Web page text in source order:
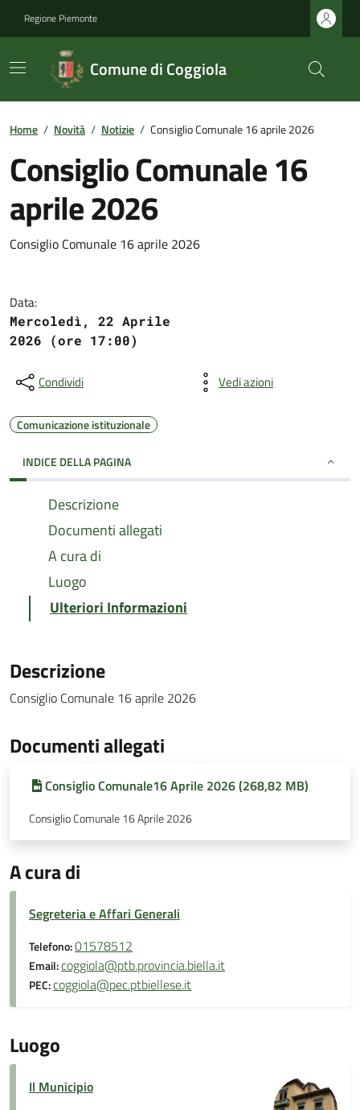
Regione Piemonte
Comune di Coggiola
Home / Novità / Notizie / Consiglio Comunale 16 aprile 2026
Consiglio Comunale 16
aprile 2026
Consiglio Comunale 16 aprile 2026
Data:
Mercoledì, 22 Aprile
2026 (ore 17:00)
Condividi Vedi azioni
Comunicazione istituzionale
INDICE DELLA PAGINA
Descrizione
Documenti allegati
A cura di
Luogo
Ulteriori Informazioni
Descrizione
Consiglio Comunale 16 aprile 2026
Documenti allegati
Consiglio Comunale16 Aprile 2026 (268,82 MB)
Consiglio Comunale 16 Aprile 2026
A cura di
Segreteria e Affari Generali
Telefono:01578512
Email:coggiola@ptb.provincia.biella.it
PEC:coggiola@pec.ptbiellese.it
Luogo
Il Municipio